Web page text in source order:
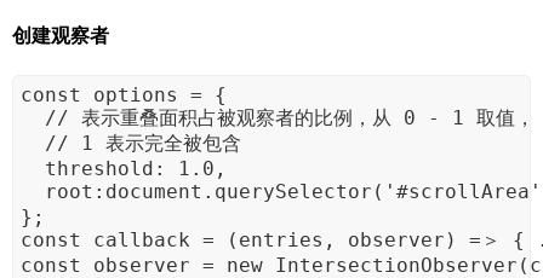
创建观察者
const options = {
  // 表示重叠面积占被观察者的比例，从 0 - 1 取值，
  // 1 表示完全被包含
  threshold: 1.0,
root:document.querySelector('#scrollArea')
};
const callback = (entries, observer) =＞
const observer = new